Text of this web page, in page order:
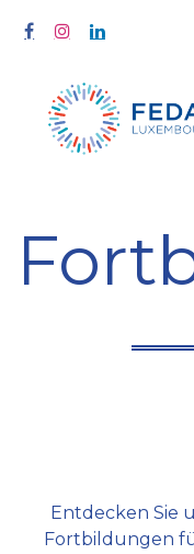
Entdecken Sie
Fortbildungen